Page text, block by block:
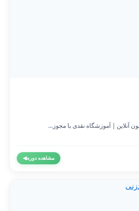
مشاهده دوره◀